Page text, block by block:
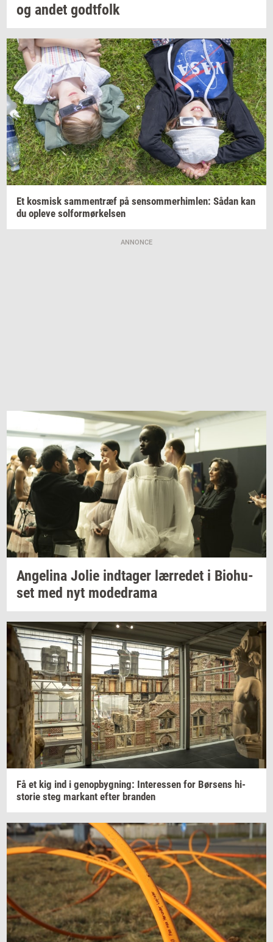
og andet godt­folk
Et kos­misk sam­men­træf på sen­som­mer­him­len: Sådan kan
du op­le­ve sol­for­mør­kel­sen
ANNONCE
An­ge­li­na Jolie ind­ta­ger lær­re­det i Bio­hu­
set med nyt mo­de­d­ra­ma
Få et kig ind i genop­byg­ning: In­ter­es­sen for Bør­sens hi­
sto­rie steg mar­kant efter bran­den